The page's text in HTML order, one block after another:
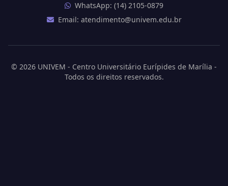
WhatsApp: (14) 2105-0879
Email: atendimento@univem.edu.br
© 2026 UNIVEM - Centro Universitário Eurípides de Marília -
Todos os direitos reservados.